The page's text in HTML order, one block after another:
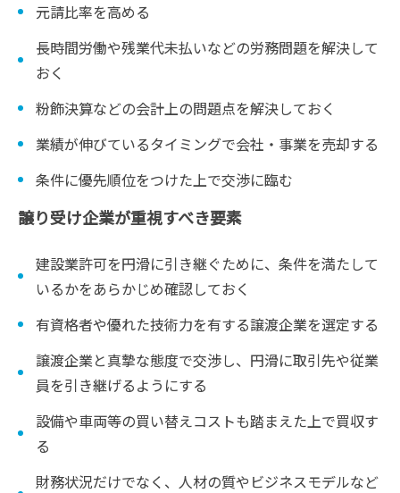
元請比率を高める
長時間労働や残業代未払いなどの労務問題を解決して
おく
粉飾決算などの会計上の問題点を解決しておく
業績が伸びているタイミングで会社・事業を売却する
条件に優先順位をつけた上で交渉に臨む
譲り受け企業が重視すべき要素
建設業許可を円滑に引き継ぐために、条件を満たして
いるかをあらかじめ確認しておく
有資格者や優れた技術力を有する譲渡企業を選定する
譲渡企業と真摯な態度で交渉し、円滑に取引先や従業
員を引き継げるようにする
設備や車両等の買い替えコストも踏まえた上で買収す
る
財務状況だけでなく、人材の質やビジネスモデルなど